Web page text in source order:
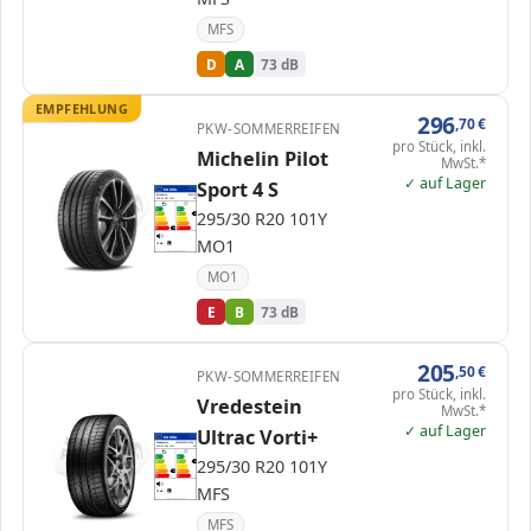
MFS
D A 73 dB
EMPFEHLUNG
ENERG
Michelin
300179
295/30 R20 101Y
C1
C C
73 dB B
PKW-SOMMERREIFEN
Michelin Pilot
Sport 4 S
295/30 R20 101Y
MO1
MO1
E B 73 dB
296,70€
pro Stück, inkl.
MwSt.*
✓ auf Lager
ENERG
Vredestein
AP29530020YUVPA…
295/30 R20 101Y
C1
C C
72 dB B
PKW-SOMMERREIFEN
Vredestein
Ultrac Vorti+
295/30 R20 101Y
MFS
MFS
205,50€
pro Stück, inkl.
MwSt.*
✓ auf Lager